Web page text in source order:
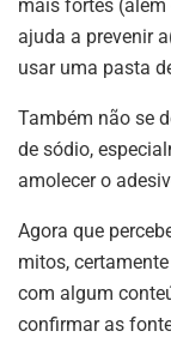
mais fortes
ajuda a prevenir
usar uma pasta
Também não se
de sódio,
amolecer o
Agora que
mitos,
com algum
confirmar as